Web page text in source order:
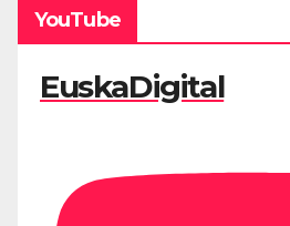
YouTube
EuskaDigital